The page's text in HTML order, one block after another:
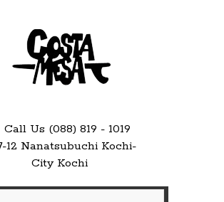
Call Us (088) 819 - 1019
12 Nanatsubuchi Kochi-
City Kochi